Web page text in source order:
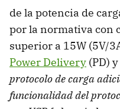
de la potencia de
por la normativa con
superior a 15W (5V/
Power Delivery (PD) y
protocolo de carga
funcionalidad del